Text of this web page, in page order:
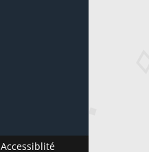
Accessiblité